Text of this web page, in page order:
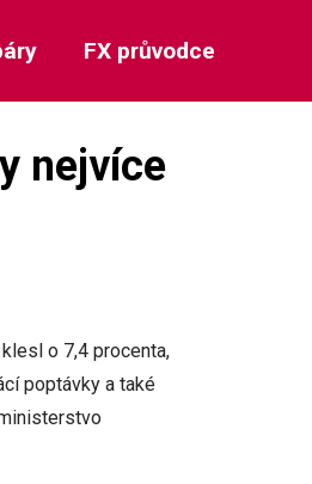
FX průvodce
nejvíce
o 7,4 procenta,
poptávky a také